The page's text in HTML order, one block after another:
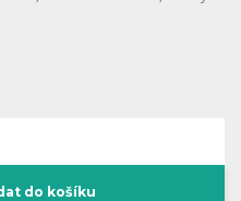
do košíku